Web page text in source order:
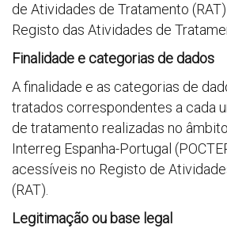
de Atividades de Tratamento
Registo das Atividades de
Finalidade e categorias de dados
A finalidade e as categorias de
tratados correspondentes a cada
de tratamento realizadas no
Interreg Espanha-Portugal
acessíveis no Registo de
(RAT).
Legitimação ou base legal